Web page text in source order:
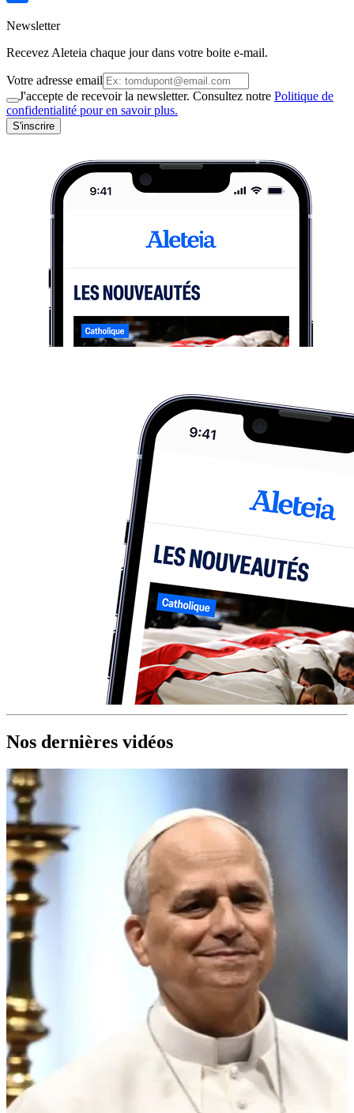
Newsletter
Recevez Aleteia chaque jour dans votre boite e-mail.
Votre adresse email
J'accepte de recevoir la newsletter. Consultez notre Politique de
confidentialité pour en savoir plus.
S'inscrire
Nos dernières vidéos